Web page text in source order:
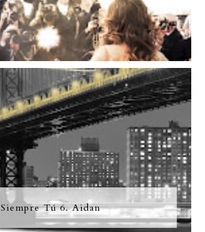
Siempre Tú 6. Aidan